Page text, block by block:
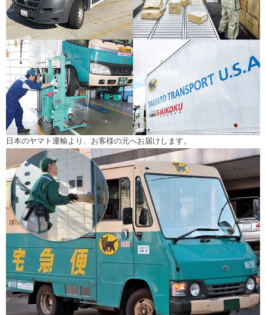
日本のヤマト運輸より、お客様の元へお届けします。